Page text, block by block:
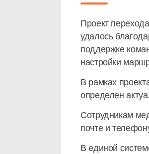
Проект
удалось
поддержке
настройки
В рамках
определен
Сотрудникам
почте и
В единой